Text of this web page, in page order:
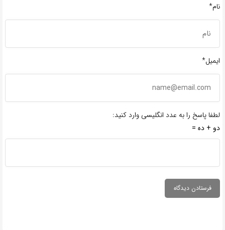
نام*
ایمیل*
لطفا پاسخ را به عدد انگلیسی وارد کنید:
دو + ده =